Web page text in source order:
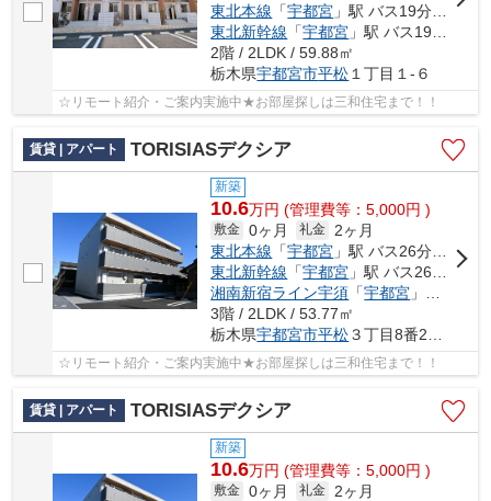
東北本線 「宇都宮 」駅 バス19分 「平松本町公民館」 停歩4分
東北新幹線 「宇都宮 」駅 バス19分 「平松本町公民館」 停歩4分
2階 / 2LDK / 59.88㎡
栃木県宇都宮市平松 １丁目１-６
☆リモート紹介・ご案内実施中★お部屋探しは三和住宅まで！！
賃貸 | アパート TORISIASデクシア
新築
10.6万円 (管理費等：5,000円 )
敷金 0ヶ月 礼金
2ヶ月
東北本線 「宇都宮 」駅 バス26分 「平松神社前」 停歩6分
東北新幹線 「宇都宮 」駅 バス26分 「平松神社前」 停歩6分
湘南新宿ライン宇須 「宇都宮 」駅 バス26分 「平松神社前」 停歩6分
3階 / 2LDK / 53.77㎡
栃木県宇都宮市平松３丁目8番24号
☆リモート紹介・ご案内実施中★お部屋探しは三和住宅まで！！
賃貸 | アパート TORISIASデクシア
新築
10.6万円 (管理費等：5,000円 )
敷金 0ヶ月 礼金
2ヶ月